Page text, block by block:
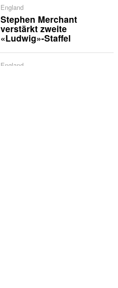
England
Stephen Merchant
verstärkt zweite
«Ludwig»-Staffel
England